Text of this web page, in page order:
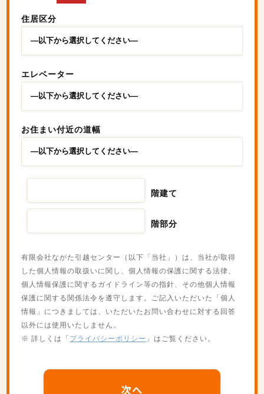
住居区分
エレベーター
お住まい付近の道幅
階建て
階部分
有限会社ながた引越センター（以下「当社」）は、当社が取得
した個人情報の取扱いに関し、個人情報の保護に関する法律、
個人情報保護に関するガイドライン等の指針、その他個人情報
保護に関する関係法令を遵守します。ご記入いただいた「個人
情報」につきましては、いただいたお問い合わせに対する回答
以外には使用いたしません。
※ 詳しくは「 プライバシーポリシー 」はご覧ください。